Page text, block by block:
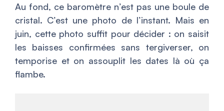
Au fond, ce baromètre n’est pas une boule de
cristal. C’est une photo de l’instant. Mais en
juin, cette photo suffit pour décider : on saisit
les baisses confirmées sans tergiverser, on
temporise et on assouplit les dates là où ça
flambe.